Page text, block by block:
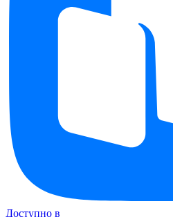
Доступно в